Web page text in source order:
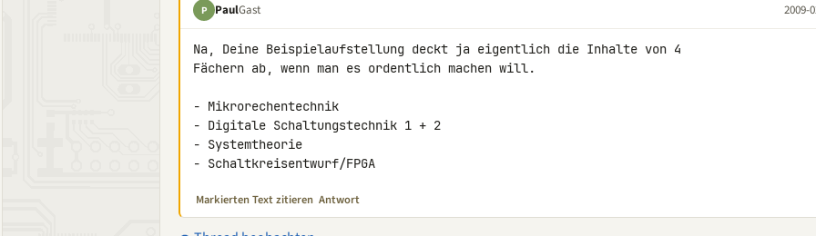
P PaulGast 2009-
Na, Deine Beispielaufstellung deckt ja eigentlich die Inhalte von 4
Fächern ab, wenn man es ordentlich machen will.
- Mikrorechentechnik
- Digitale Schaltungstechnik 1 + 2
- Systemtheorie
- Schaltkreisentwurf/FPGA
Markierten Text zitieren Antwort